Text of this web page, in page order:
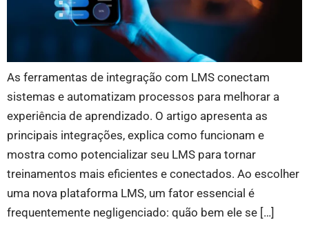
As ferramentas de integração com LMS conectam
sistemas e automatizam processos para melhorar a
experiência de aprendizado. O artigo apresenta as
principais integrações, explica como funcionam e
mostra como potencializar seu LMS para tornar
treinamentos mais eficientes e conectados. Ao escolher
uma nova plataforma LMS, um fator essencial é
frequentemente negligenciado: quão bem ele se […]